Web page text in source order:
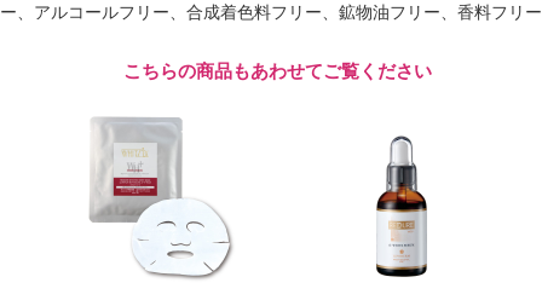
ー、アルコールフリー、合成着色料フリー、鉱物油フリー、香料フリー
こちらの商品もあわせてご覧ください